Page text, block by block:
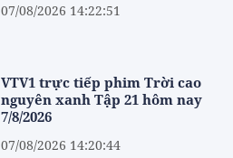
07/08/2026 14:22:51
VTV1 trực tiếp phim Trời cao
nguyên xanh Tập 21 hôm nay
7/8/2026
07/08/2026 14:20:44